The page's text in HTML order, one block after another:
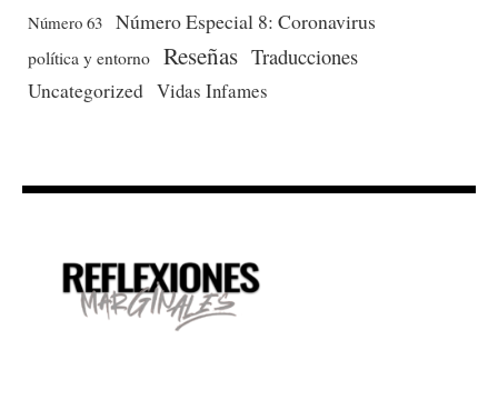
Número 63 Número Especial 8: Coronavirus
política y entorno Reseñas Traducciones
Uncategorized Vidas Infames